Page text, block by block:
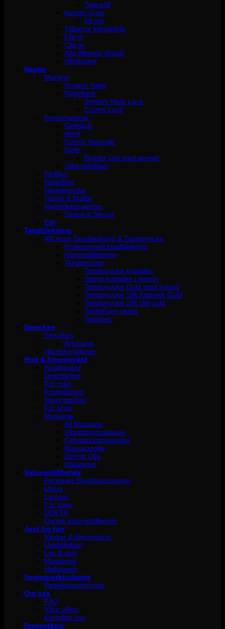
Tejprefill
Keratin U-tip
50 cm
Tillbehör keratinhår
Flip in
Clip-in
Alla tillbehör löshår
Hårdockor
Naglar
Manikyr
Scratch Nails
Nagellack
Scratch Nails Lack
Cuccio Lack
Konstmaterial
Gelélack
Akryl
Cuccio Naturale
Gelé
Builder Gel med pensel
Silke/glasfiber
Pedikyr
Nagelfilar
Nagelpenslar
Tippar & Mallar
Nageldekorationer
Strass & Stenar
Elfil
Tandblekning
Allt inom Tandblekning & Tandsmycke
Professionell tandblekning
Hemmablekning
Tandsmycke
Tandsmycke kristaller
Större kristaller i former
Tandsmycke Guld med kristall
Tandsmycke 18k Klassisk Guld
Tandsmycke 18k Vitt guld
ToothFairy gems
Twinkles
Smycken
Smycken
Armband
Hårdekorationer
Hud & Kroppsvård
Ansiktsvård
Duschkräm
För män
Kroppslotion
Vaxprodukter
För laser
Massage
All Massage
Vibrationsmassage
Cirkulationsmassage
Massageolja
Eterisk Olja
Hälsokost
Salongstillbehör
Personlig Skyddsutrustning
Utsug
Lampor
För laser
DOFTA
Övriga salongstillbehör
Just for fun
Väskor & Neccesärer
Uppblåsbart
Lek & skoj
Maskerad
Halloween
Sommarerbjudande
Reseförpackningar
Om oss
FAQ
Våra villkor
Kontakta oss
Presentkort